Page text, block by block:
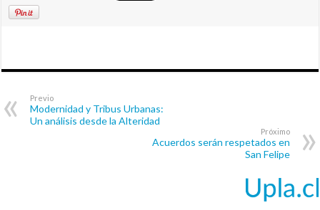
Previo
Modernidad y Tribus Urbanas:
Un análisis desde la Alteridad
Próximo
Acuerdos serán respetados en
San Felipe